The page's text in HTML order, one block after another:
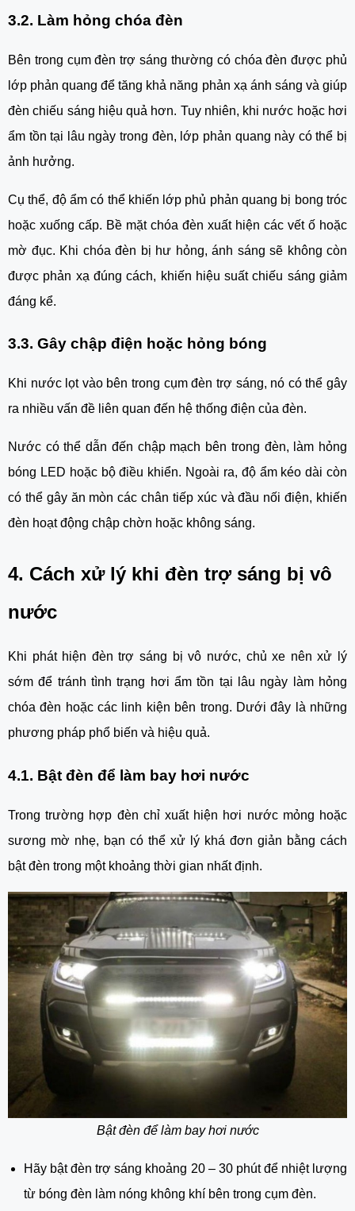
3.2. Làm hỏng chóa đèn
Bên trong cụm đèn trợ sáng thường có chóa đèn được phủ
lớp phản quang để tăng khả năng phản xạ ánh sáng và giúp
đèn chiếu sáng hiệu quả hơn. Tuy nhiên, khi nước hoặc hơi
ẩm tồn tại lâu ngày trong đèn, lớp phản quang này có thể bị
ảnh hưởng.
Cụ thể, độ ẩm có thể khiến lớp phủ phản quang bị bong tróc
hoặc xuống cấp. Bề mặt chóa đèn xuất hiện các vết ố hoặc
mờ đục. Khi chóa đèn bị hư hỏng, ánh sáng sẽ không còn
được phản xạ đúng cách, khiến hiệu suất chiếu sáng giảm
đáng kể.
3.3. Gây chập điện hoặc hỏng bóng
Khi nước lọt vào bên trong cụm đèn trợ sáng, nó có thể gây
ra nhiều vấn đề liên quan đến hệ thống điện của đèn.
Nước có thể dẫn đến chập mạch bên trong đèn, làm hỏng
bóng LED hoặc bộ điều khiển. Ngoài ra, độ ẩm kéo dài còn
có thể gây ăn mòn các chân tiếp xúc và đầu nối điện, khiến
đèn hoạt động chập chờn hoặc không sáng.
4. Cách xử lý khi đèn trợ sáng bị vô
nước
Khi phát hiện đèn trợ sáng bị vô nước, chủ xe nên xử lý
sớm để tránh tình trạng hơi ẩm tồn tại lâu ngày làm hỏng
chóa đèn hoặc các linh kiện bên trong. Dưới đây là những
phương pháp phổ biến và hiệu quả.
4.1. Bật đèn để làm bay hơi nước
Trong trường hợp đèn chỉ xuất hiện hơi nước mỏng hoặc
sương mờ nhẹ, bạn có thể xử lý khá đơn giản bằng cách
bật đèn trong một khoảng thời gian nhất định.
Bật đèn để làm bay hơi nước
Hãy bật đèn trợ sáng khoảng 20 – 30 phút để nhiệt lượng
từ bóng đèn làm nóng không khí bên trong cụm đèn.